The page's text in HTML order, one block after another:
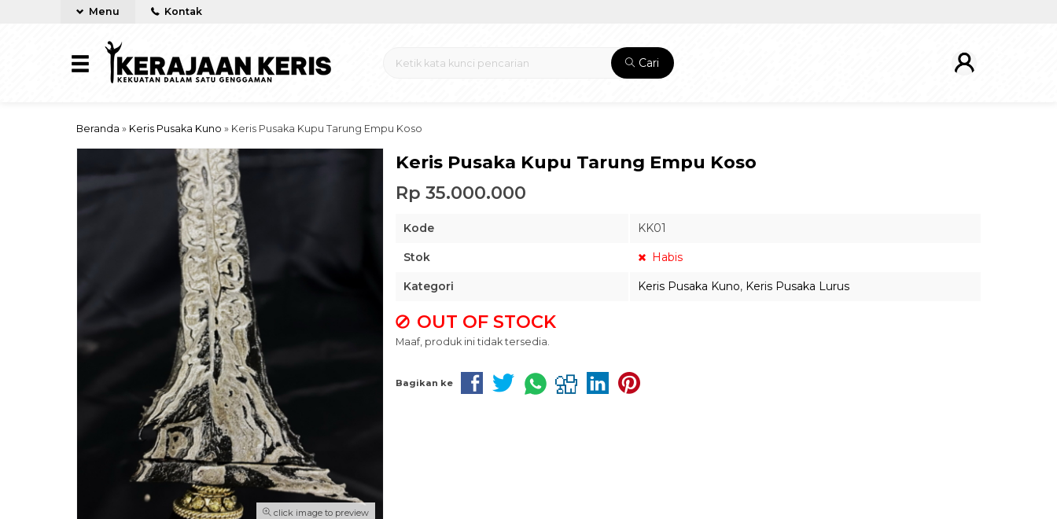
Menu Kontak
Cari
Beranda » Keris Pusaka Kuno » Keris Pusaka Kupu Tarung Empu Koso
click image to preview
Keris Pusaka Kupu Tarung Empu Koso
Rp 35.000.000
Kode KK01
Stok Habis
Kategori Keris Pusaka Kuno, Keris Pusaka Lurus
OUT OF STOCK
Maaf, produk ini tidak tersedia.
Bagikan ke